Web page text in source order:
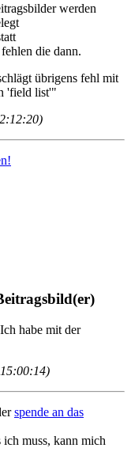
werden
die dann.
übrigens fehl mit
'field list'"
habe mit der
spende an das
muss, kann mich